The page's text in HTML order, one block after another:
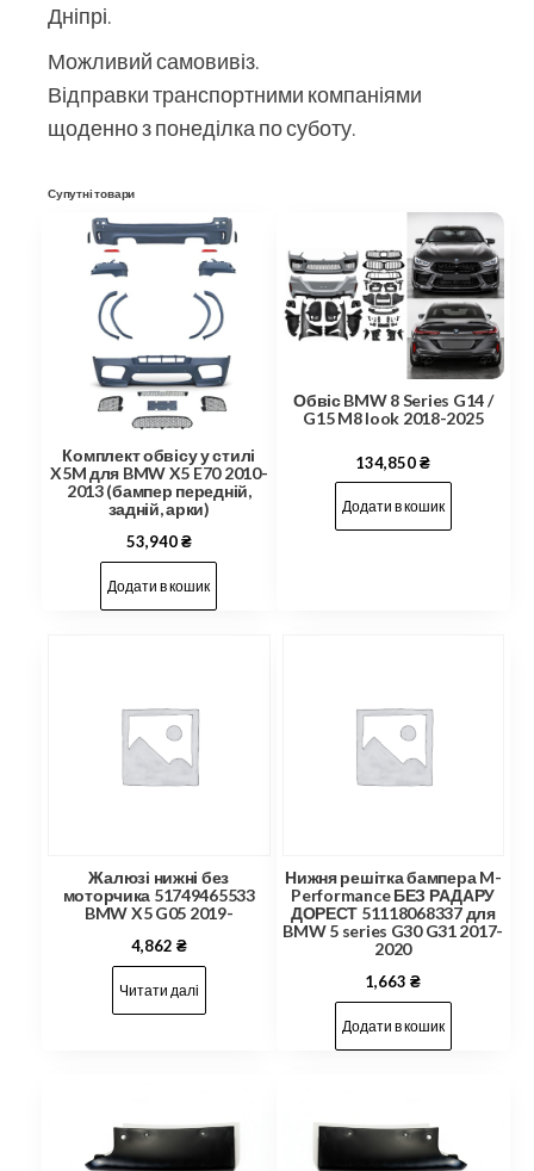
Дніпрі.
Можливий самовивіз.
Відправки транспортними компаніями
щоденно з понеділка по суботу.
Супутні товари
Комплект обвісу у стилі
X5M для BMW X5 E70 2010-
2013 (бампер передній,
задній, арки)
53,940₴
Додати в кошик
Обвіс BMW 8 Series G14 /
G15 M8 look 2018-2025
134,850₴
Додати в кошик
Жалюзі нижні без
моторчика 51749465533
BMW X5 G05 2019-
4,862 ₴
Читати далі
Нижня решітка бампера M-
Performance БЕЗ РАДАРУ
ДОРЕСТ 51118068337 для
BMW 5 series G30 G31 2017-
2020
1,663₴
Додати в кошик